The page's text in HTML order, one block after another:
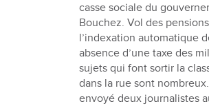
casse sociale du
Bouchez. Vol des
l’indexation automatique
absence d’une taxe des
sujets qui font sortir la
dans la rue sont
envoyé deux journalistes